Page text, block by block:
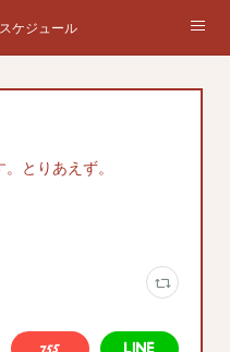
スケジュール
とりあえず。